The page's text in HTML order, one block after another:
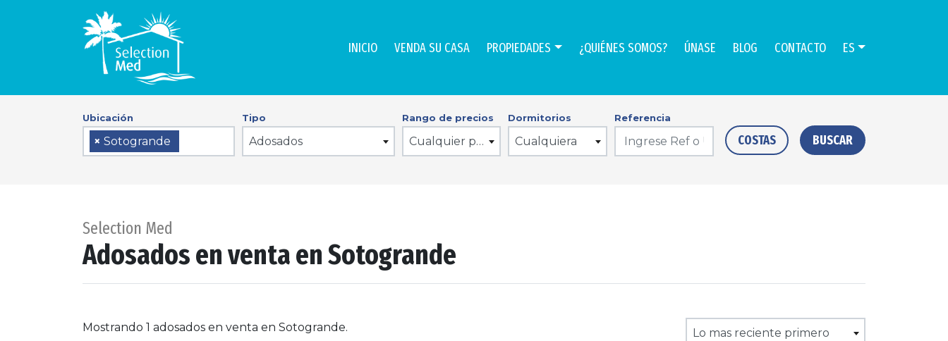
INICIO VENDA SU CASA PROPIEDADES ¿QUIÉNES SOMOS? ÚNASE BLOG CONTACTO ES
Ubicación
× Sotogrande
Tipo
Adosados
Rango de precios
Cualquier precio
Dormitorios
Cualquiera
Referencia
COSTAS BUSCAR
Selection Med
Adosados en venta en Sotogrande
Mostrando 1 adosados en venta en Sotogrande. Lo mas reciente primero